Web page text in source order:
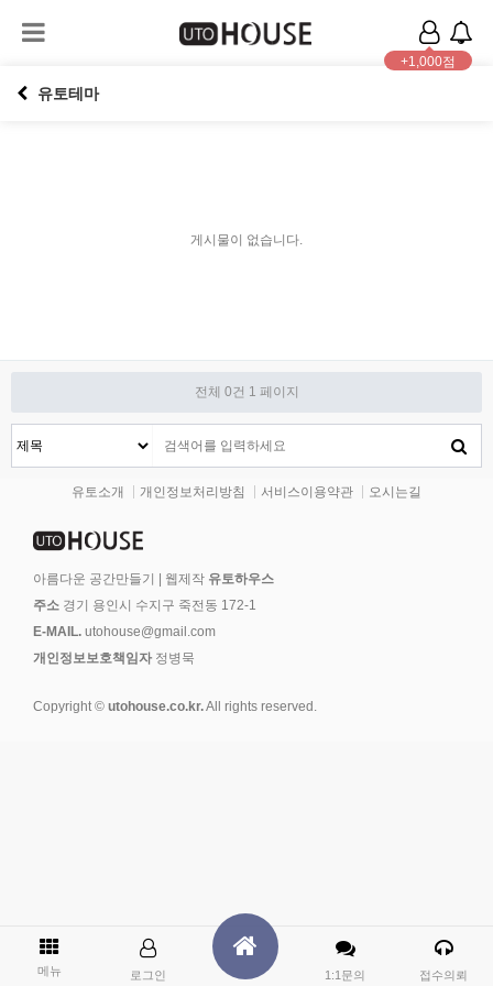
+1,000점
유토테마
게시물이 없습니다.
전체 0건 1 페이지
유토소개 개인정보처리방침 서비스이용약관 오시는길
아름다운 공간만들기 | 웹제작 유토하우스
주소 경기 용인시 수지구 죽전동 172-1
E-MAIL. utohouse@gmail.com
개인정보보호책임자 정병묵
Copyright © utohouse.co.kr.All rights reserved.
메뉴 로그인 1:1문의 접수의뢰